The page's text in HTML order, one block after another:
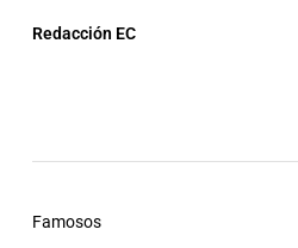
Redacción EC
Famosos